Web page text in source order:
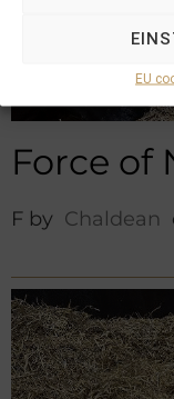
EU
Force of
F by Chaldean